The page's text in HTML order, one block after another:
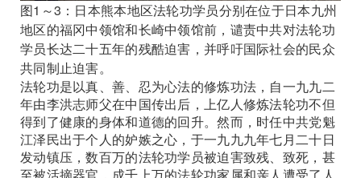
图1～3：日本熊本地区法轮功学员分别在位于日本九州
地区的福冈中领馆和长崎中领馆前，谴责中共对法轮功
学员长达二十五年的残酷迫害，并呼吁国际社会的民众
共同制止迫害。
法轮功是以真、善、忍为心法的修炼功法，自一九九二
年由李洪志师父在中国传出后，上亿人修炼法轮功不但
得到了健康的身体和道德的回升。然而，时任中共党魁
江泽民出于个人的妒嫉之心，于一九九九年七月二十日
发动镇压，数百万的法轮功学员被迫害致残、致死，甚